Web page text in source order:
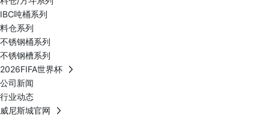
IBC吨桶系列
料仓系列
不锈钢桶系列
不锈钢槽系列
2026FIFA世界杯
公司新闻
行业动态
威尼斯城官网